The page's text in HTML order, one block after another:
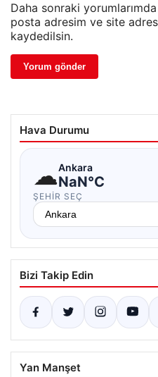
Daha sonraki
posta adresim ve site
kaydedilsin.
Hava Durumu
☁Ankara
NaN°C
ŞEHIR SEÇ
Bizi Takip Edin
Yan Manşet